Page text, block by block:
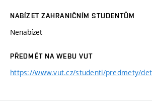
NABÍZET ZAHRANIČNÍM STUDENTŮM
Nenabízet
PŘEDMĚT NA WEBU VUT
https://www.vut.cz/studenti/predmety/